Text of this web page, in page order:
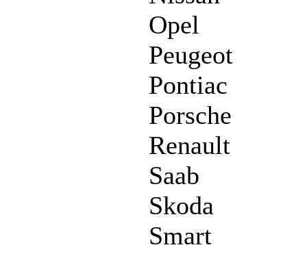
Opel
Peugeot
Pontiac
Porsche
Renault
Saab
Skoda
Smart